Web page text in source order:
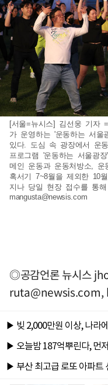
[서울=뉴시스] 김선웅 기자
가 운영하는 '운동하는 서울
있다. 도심 속 광장에서 운
프로그램 '운동하는 서울광
메인 운동과 운동처방소,
혹서기 7~8월을 제외한 10
지나 당일 현장 접수를 통해
mangusta@newsis.com
◎공감언론 뉴시스
ruta@newsis.com,